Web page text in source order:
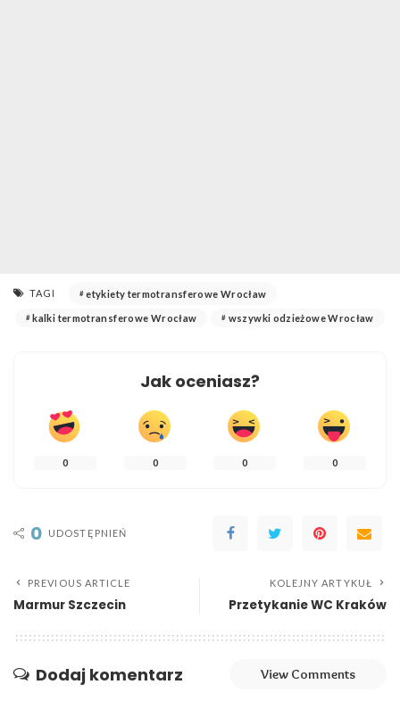
TAGI etykiety termotransferowe Wrocław
kalki termotransferowe Wrocław wszywki odzieżowe Wrocław
Jak oceniasz?
0 0 0 0
0 UDOSTĘPNIEŃ
PREVIOUS ARTICLE
Marmur Szczecin
KOLEJNY ARTYKUŁ
Przetykanie WC Kraków
Dodaj komentarz View Comments